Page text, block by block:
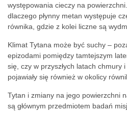
występowania cieczy na
dlaczego płynny metan występuje
równika, gdzie z kolei liczne są
Klimat Tytana może być suchy –
epizodami pomiędzy tamtejszym
się, czy w przyszłych latach chmury
pojawiały się również w okolicy
Tytan i zmiany na jego powierzchni
są głównym przedmiotem badań